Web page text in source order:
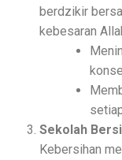
berdzikir
kebesaran
Sekolah
Kebersihan